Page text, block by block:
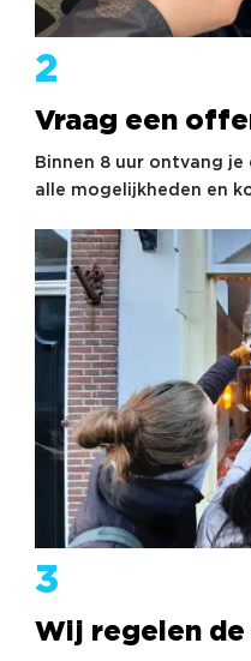
2
Vraag een
Binnen 8 uur ontvang
alle mogelijkheden en
3
Wij regelen de